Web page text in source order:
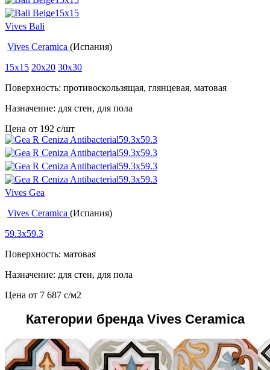
Vives Bali
Vives Ceramica (Испания)
15x15 20x20 30x30
Поверхность: противоскользящая, глянцевая, матовая
Назначение: для стен, для пола
Цена от 192 c/шт
Vives Gea
Vives Ceramica (Испания)
59.3x59.3
Поверхность: матовая
Назначение: для стен, для пола
Цена от 7 687 c/м2
Категории бренда Vives Ceramica